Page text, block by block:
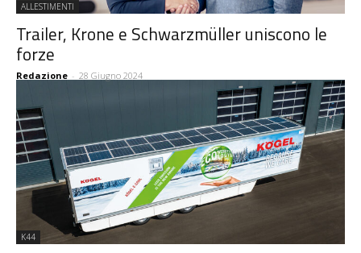
ALLESTIMENTI
Trailer, Krone e Schwarzmüller uniscono le
forze
Redazione - 28 Giugno 2024
K44